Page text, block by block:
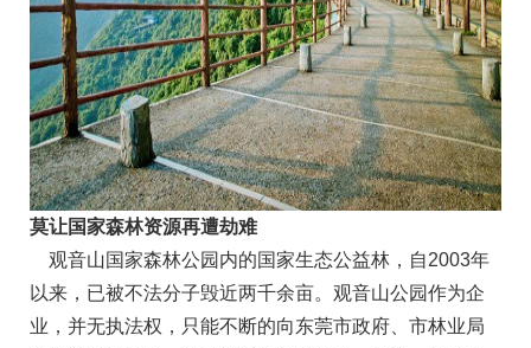
莫让国家森林资源再遭劫难
观音山国家森林公园内的国家生态公益林，自2003年
以来，已被不法分子毁近两千余亩。观音山公园作为企
业，并无执法权，只能不断的向东莞市政府、市林业局